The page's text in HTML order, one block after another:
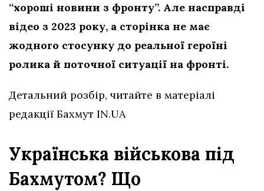
“хороші новини з фронту”. Але насправді
відео з 2023 року, а сторінка не має
жодного стосунку до реальної героїні
ролика й поточної ситуації на фронті.
Детальний розбір, читайте в матеріалі
редакції Бахмут IN.UA
Українська військова під
Бахмутом? Що